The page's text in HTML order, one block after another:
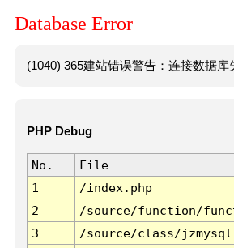
Database Error
(1040) 365建站错误警告：连接数据
PHP Debug
No. File
1
/index.php
2
/source/function/
3
/source/class/